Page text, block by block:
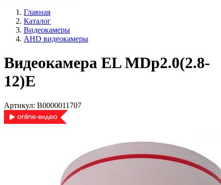
Главная
Каталог
Видеокамеры
AHD видеокамеры
Видеокамера EL MDp2.0(2.8-
12)E
Артикул: В0000011707